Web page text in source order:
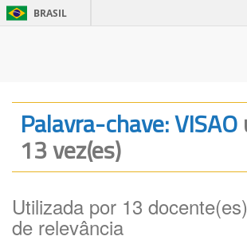
BRASIL
Palavra-chave: VISAO
13 vez(es)
Utilizada por 13
de relevância